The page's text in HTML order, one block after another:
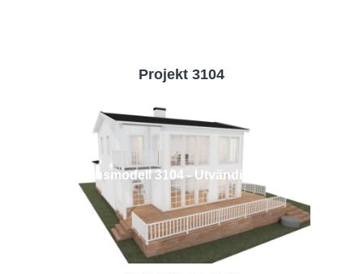
Projekt 3104
Husmodell 3104 - Utvändig vy 2